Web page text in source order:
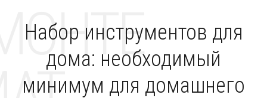
Набор инструментов для
дома: необходимый
минимум для домашнего